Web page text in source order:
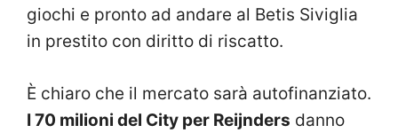
giochi e pronto ad andare al Betis Siviglia
in prestito con diritto di riscatto.
È chiaro che il mercato sarà autofinanziato.
I 70 milioni del City per Reijnders danno